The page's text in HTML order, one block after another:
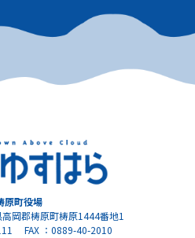
原町役場
岡郡梼原町梼原1444番地1
FAX ：0889-40-2010